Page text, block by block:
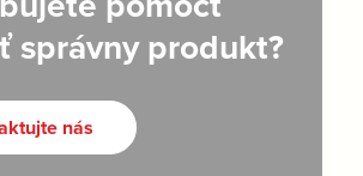
správny produkt?
nás